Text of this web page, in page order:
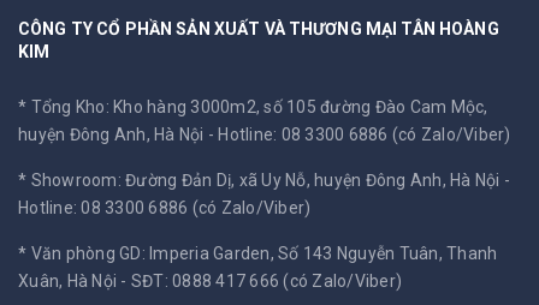
CÔNG TY CỔ PHẦN SẢN XUẤT VÀ THƯƠNG MẠI TÂN HOÀNG
KIM
* Tổng Kho: Kho hàng 3000m2, số 105 đường Đào Cam Mộc,
huyện Đông Anh, Hà Nội -Hotline: 08 3300 6886 (có Zalo/Viber)
* Showroom: Đường Đản Dị, xã Uy Nỗ, huyện Đông Anh, Hà Nội -
Hotline: 08 3300 6886 (có Zalo/Viber)
* Văn phòng GD: Imperia Garden, Số 143 Nguyễn Tuân, Thanh
Xuân, Hà Nội - SĐT: 0888 417 666 (có Zalo/Viber)